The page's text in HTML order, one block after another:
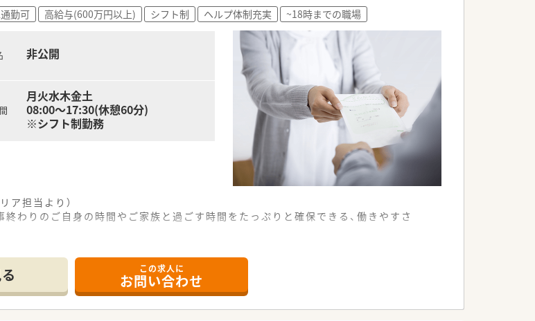
心して就業が可能
受けていますので、
整っております！
勤可 高給与(600万円以上) シフト制 ヘルプ体制充実 ~18時までの職場
非公開
月火水木金土
08:00～17:30(休憩60分)
※シフト制勤務
ア担当より）
わりのご自身の時間やご家族と過ごす時間をたっぷりと確保できる、働きやすさ
可能で快適に通っていただける便利な立地環境です。
方箋を1日に約30枚ほど主に応需している店舗です。
、夜遅くまでの勤務がないため安心して働けます。
この求人に
お問い合わせ